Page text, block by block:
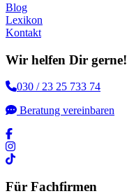
Blog
Lexikon
Kontakt
Wir helfen Dir gerne!
030 / 23 25 733 74
Beratung vereinbaren
Für Fachfirmen